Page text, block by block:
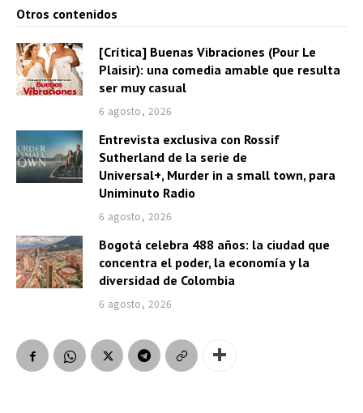
Otros contenidos
[Crítica] Buenas Vibraciones (Pour Le
Plaisir): una comedia amable que resulta
ser muy casual
6 agosto, 2026
Entrevista exclusiva con Rossif
Sutherland de la serie de
Universal+, Murder in a small town, para
Uniminuto Radio
6 agosto, 2026
Bogotá celebra 488 años: la ciudad que
concentra el poder, la economía y la
diversidad de Colombia
6 agosto, 2026